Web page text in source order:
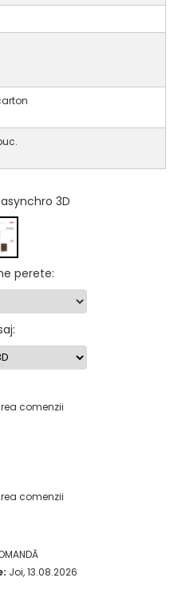
3D
perete:
:
comenzii
comenzii
Joi, 13.08.2026